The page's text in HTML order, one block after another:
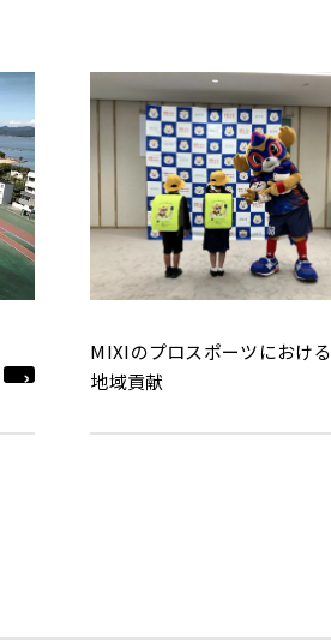
MIXIのプロスポーツにおける
地域貢献